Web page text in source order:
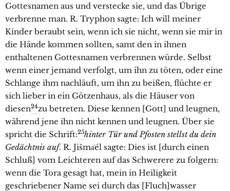
Gottesnamen aus und verstecke sie, und das Übrige
verbrenne man. R. Tryphon sagte: Ich will meiner
Kinder beraubt sein, wenn ich sie nicht, wenn sie mir in
die Hände kommen sollten, samt den in ihnen
enthaltenen Gottesnamen verbrennen würde. Selbst
wenn einer jemand verfolgt, um ihn zu töten, oder eine
Schlange ihm nachläuft, um ihn zu beißen, flüchte er
sich lieber in ein Götzenhaus, als die Häuser von
diesen24zu betreten. Diese kennen [Gott] und leugnen,
während jene ihn nicht kennen und leugnen. Über sie
spricht die Schrift:25hinter Tür und Pfosten stellst du dein
Gedächtnis auf. R. Jišma͑él sagte: Dies ist [durch einen
Schluß] vom Leichteren auf das Schwerere zu folgern:
wenn die Tora gesagt hat, mein in Heiligkeit
geschriebener Name sei durch das [Fluch]wasser